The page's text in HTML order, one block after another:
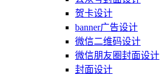
贺卡设计
banner广告设计
微信二维码设计
微信朋友圈封面设计
封面设计